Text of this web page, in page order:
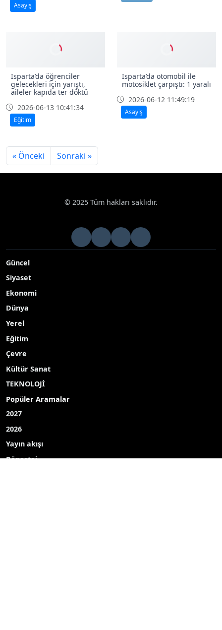
Asayiş
Isparta’da öğrenciler
gelecekleri için yarıştı,
aileler kapıda ter döktü
2026-06-13 10:41:34
Eğitim
Isparta’da otomobil ile
motosiklet çarpıştı: 1 yaralı
2026-06-12 11:49:19
Asayiş
« Önceki Sonraki »
© 2025 Tüm hakları saklıdır.
Güncel
Siyaset
Ekonomi
Dünya
Yerel
Eğitim
Çevre
Kültür Sanat
TEKNOLOJİ
Popüler Aramalar
2027
2026
Yayın akışı
Röportaj